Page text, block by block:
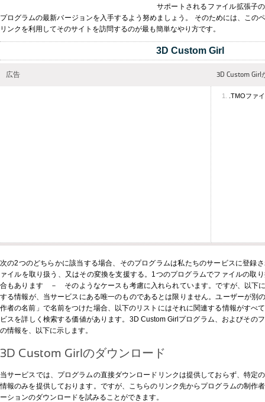
サポートされるファイル拡張子
プログラムの最新バージョンを入手するよう努めましょう。 そのためには、この
リンクを利用してそのサイトを訪問するのが最も簡単なやり方です。
3D Custom Girl
広告 3D Custom
.TMOファ
次の2つのどちらかに該当する場合、そのプログラムは私たちのサービスに登
ァイルを取り扱う、又はその変換を支援する。1つのプログラムでファイルの取
合もあります － そのようなケースも考慮に入れられています。ですが、以下
する情報が、当サービスにある唯一のものであるとは限りません。ユーザーが別
作者の名前」で名前をつけた場合、以下のリストにはそれに関連する情報がすべ
ビスを詳しく検索する価値があります。3D Custom Girlプログラム、およびその
の情報を、以下に示します。
3D Custom Girlのダウンロード
当サービスでは、プログラムの直接ダウンロードリンクは提供しておらず、特定
情報のみを提供しております。ですが、 こちらのリンク先からプログラムの制作
ーションのダウンロードを試みることができます。